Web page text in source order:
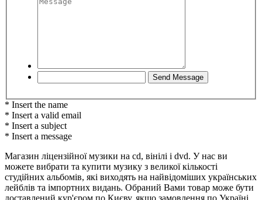
* Insert the name
* Insert a valid email
* Insert a subject
* Insert a message
Магазин ліцензійної музики на cd, вінілі і dvd. У нас ви
можете вибрати та купити музику з великої кількості
студійних альбомів, які виходять на найвідоміших українських
лейблів та імпортних видань. Обраний Вами товар може бути
доставлений кур'єром по Києву, якщо замовлення по Україні,